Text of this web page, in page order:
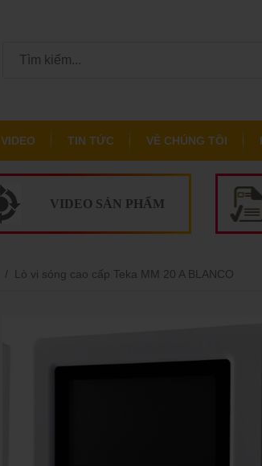
VIDEO TIN TỨC VỀ CHÚNG TÔI
VIDEO SẢN PHẨM
Lò vi sóng cao cấp Teka MM 20 A BLANCO